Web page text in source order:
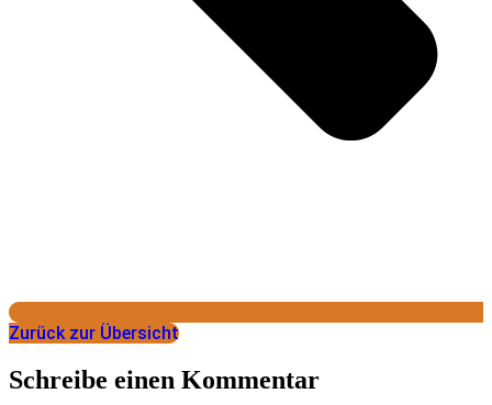
Zurück zur Übersicht
Schreibe einen Kommentar